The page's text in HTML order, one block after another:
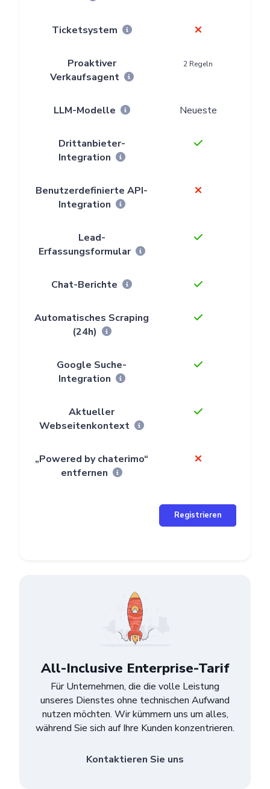
Ticketsystem
Proaktiver
Verkaufsagent
2 Regeln
LLM-Modelle Neueste
Drittanbieter-
Integration
Benutzerdefinierte API-
Integration
Lead-
Erfassungsformular
Chat-Berichte
Automatisches Scraping
(24h)
Google Suche-
Integration
Aktueller
Webseitenkontext
„Powered by chaterimo“
entfernen
Registrieren
All-Inclusive Enterprise-Tarif
Für Unternehmen, die die volle Leistung
unseres Dienstes ohne technischen Aufwand
nutzen möchten. Wir kümmern uns um alles,
während Sie sich auf Ihre Kunden konzentrieren.
Kontaktieren Sie uns
Powered by chaterimo